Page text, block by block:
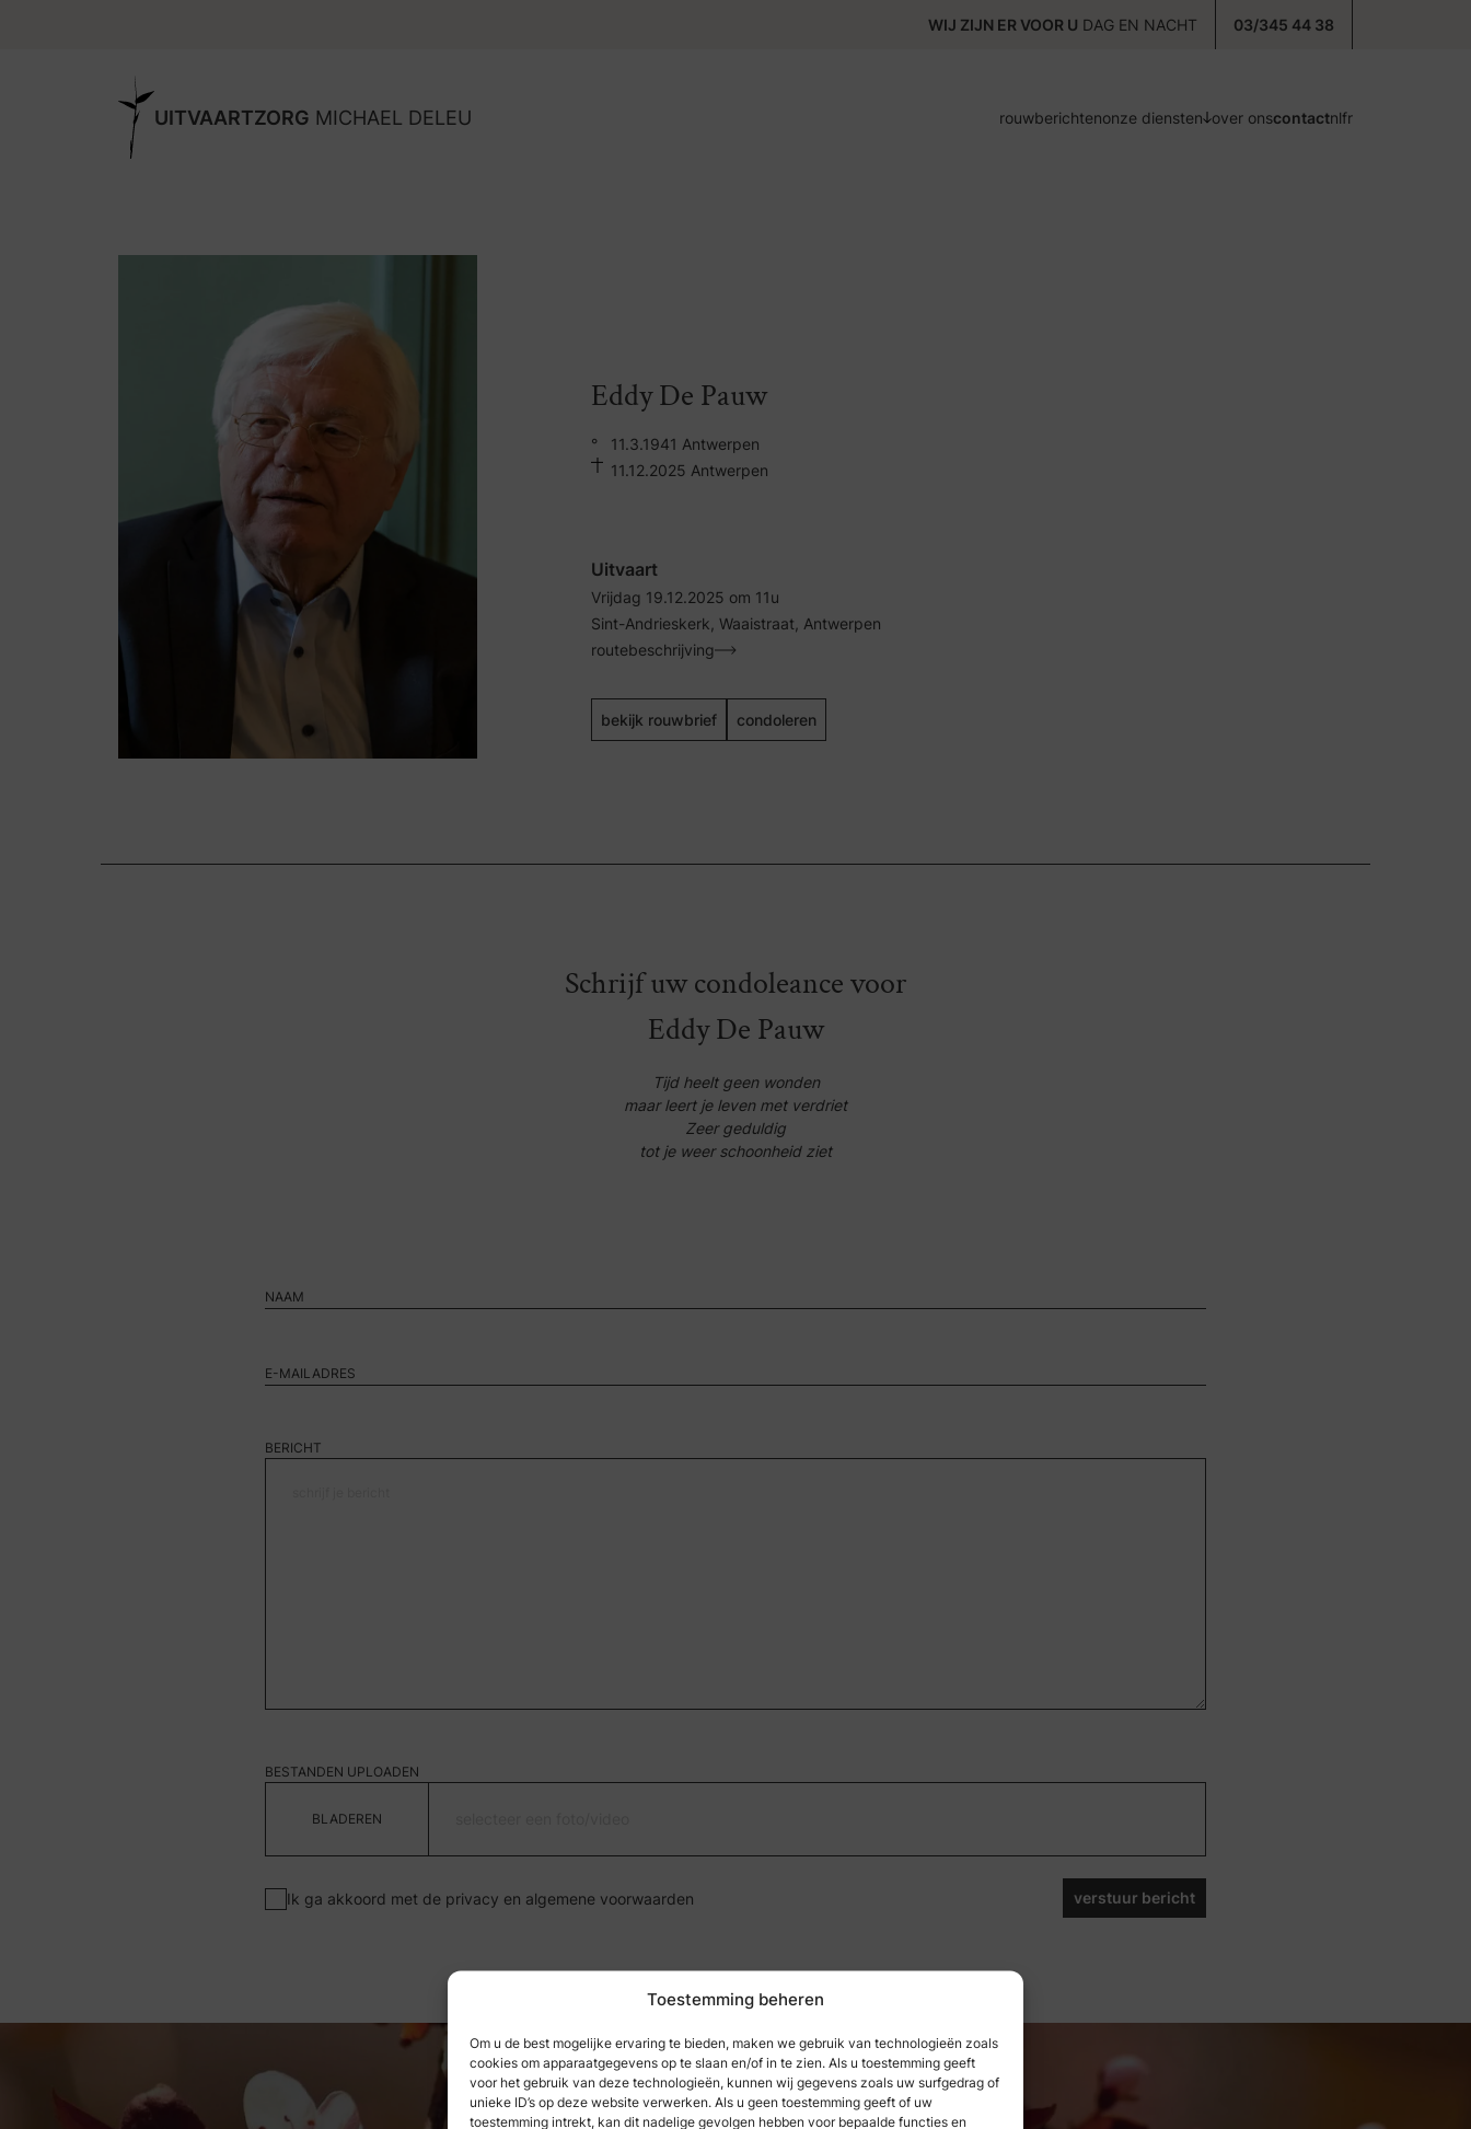
Toestemming beheren
Om u de best mogelijke ervaring te bieden, maken we gebruik van technologieën zoals
cookies om apparaatgegevens op te slaan en/of in te zien. Als u toestemming geeft
voor het gebruik van deze technologieën, kunnen wij gegevens zoals uw surfgedrag of
unieke ID’s op deze website verwerken. Als u geen toestemming geeft of uw
toestemming intrekt, kan dit nadelige gevolgen hebben voor bepaalde functies en
WIJ ZIJN ER VOOR U DAG EN NACHT 03/345 44 38
UITVAARTZORG MICHAEL DELEU rouwberichtenonze diensten over onscontactnlfr
Eddy De Pauw
°
11.3.1941 Antwerpen
11.12.2025 Antwerpen
Uitvaart
Vrijdag 19.12.2025 om 11u
Sint-Andrieskerk, Waaistraat, Antwerpen
routebeschrijving
bekijk rouwbrief condoleren
Schrijf uw condoleance voor
Eddy De Pauw
Tijd heelt geen wonden
maar leert je leven met verdriet
Zeer geduldig
tot je weer schoonheid ziet
BERICHT
BESTANDEN UPLOADEN
Ik ga akkoord met de privacy en algemene voorwaarden verstuur bericht